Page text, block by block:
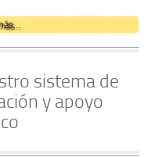
sistema de
y apoyo